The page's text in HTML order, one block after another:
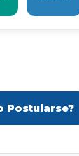
Postularse?